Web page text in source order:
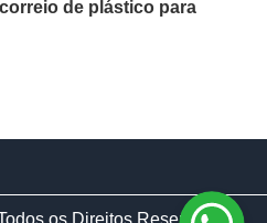
de plástico para